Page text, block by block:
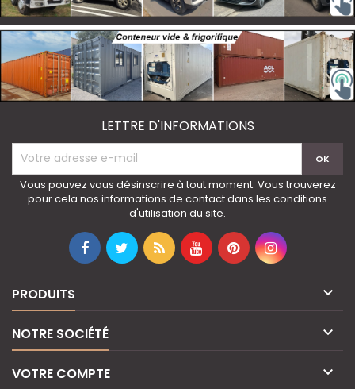
LETTRE D'INFORMATIONS
Vous pouvez vous désinscrire à tout moment. Vous trouverez
pour cela nos informations de contact dans les conditions
d'utilisation du site.
PRODUITS 
NOTRE SOCIÉTÉ 
VOTRE COMPTE 